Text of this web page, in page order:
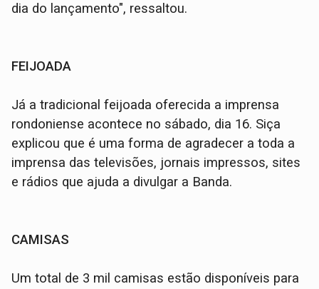
dia do lançamento", ressaltou.
FEIJOADA
Já a tradicional feijoada oferecida a imprensa
rondoniense acontece no sábado, dia 16. Siça
explicou que é uma forma de agradecer a toda a
imprensa das televisões, jornais impressos, sites
e rádios que ajuda a divulgar a Banda.
CAMISAS
Um total de 3 mil camisas estão disponíveis para